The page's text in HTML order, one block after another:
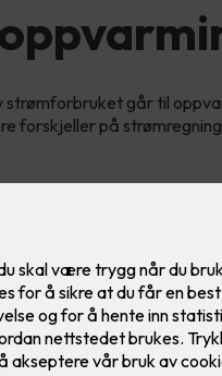
strømforbruket går til
forskjeller på